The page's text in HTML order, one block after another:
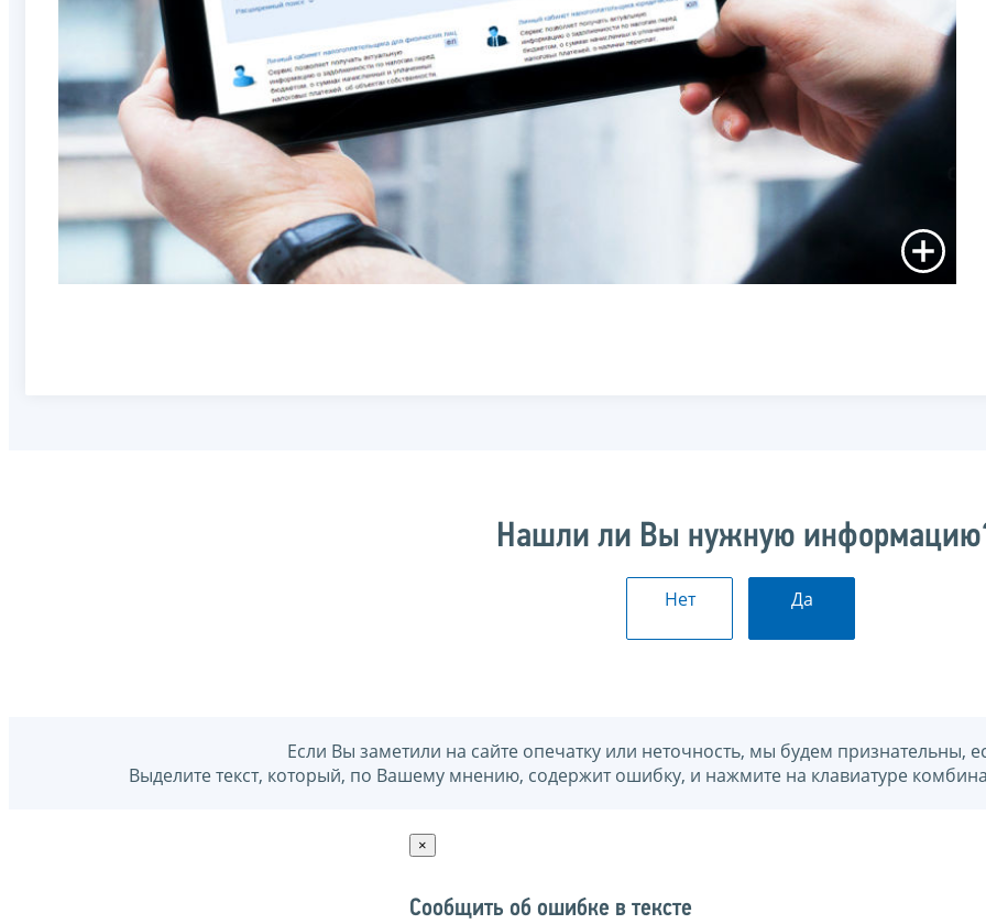
Нашли ли Вы нужную
Нет Да
Если Вы заметили на сайте опечатку или неточность, мы будем признательны,
Выделите текст, который, по Вашему мнению, содержит ошибку, и нажмите на клавиатуре
×
Сообщить об ошибке в тексте